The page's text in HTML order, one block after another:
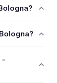
-